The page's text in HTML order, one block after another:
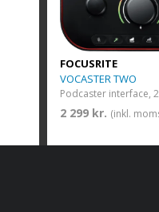
FOCUSRITE
VOCASTER TWO
2 299 kr. (inkl.